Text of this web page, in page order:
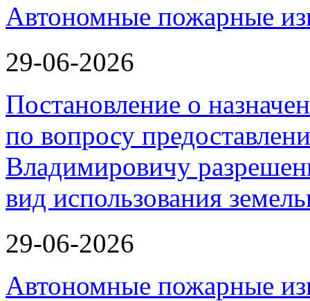
Автономные пожарные
29-06-2026
Постановление о
по вопросу
Владимировичу
вид использования
29-06-2026
Автономные пожарные